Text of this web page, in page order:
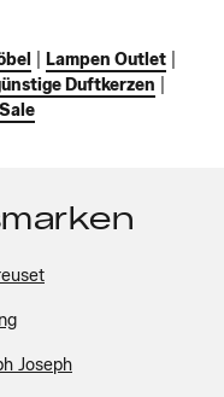
Lampen Outlet
Duftkerzen
Joseph